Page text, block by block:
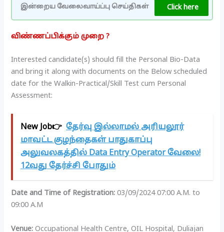
இன்றைய வேலைவாய்ப்பு செய்திகள் Click here
விண்ணப்பிக்கும் முறை ?
Interested candidate(s) should fill the Personal Bio-Data
and bring it along with documents on the Below scheduled
date for the Walkin-Practical/Skill Test cum Personal
Assessment:
New Job👉 தேர்வு இல்லாமல் அரியலூர்
மாவட்ட குழந்தைகள் பாதுகாப்பு
அலுவலகத்தில் Data Entry Operator வேலை!
12வது தேர்ச்சி போதும்
Date and Time of Registration: 03/09/2024 07:00 A.M. to
09:00 A.M
Venue: Occupational Health Centre, OIL Hospital, Duliajan